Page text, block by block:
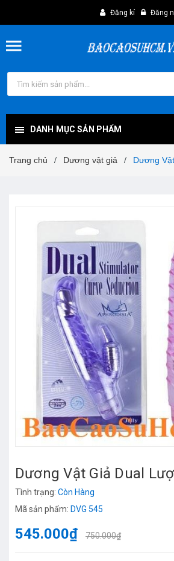
Đăng kí Đăng
DANH MỤC SẢN PHẨM
Trang chủ / Dương vật giả / Dương
Dương Vật Giả Dual
Tình trạng: Còn Hàng
Mã sản phẩm: DVG 545
545.000₫ 750.000₫